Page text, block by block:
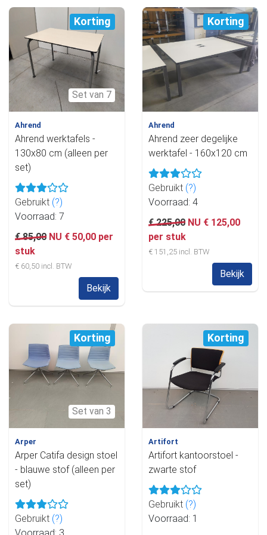
Korting
Set van 7
Ahrend
Ahrend werktafels -
130x80 cm (alleen per
set)
Gebruikt (?)
Voorraad: 7
€ 85,00 NU € 50,00 per
stuk
€ 60,50 incl. BTW
Bekijk
Korting
Ahrend
Ahrend zeer degelijke
werktafel - 160x120 cm
Gebruikt (?)
Voorraad: 4
€ 225,00 NU € 125,00
per stuk
€ 151,25 incl. BTW
Bekijk
Korting
Set van 3
Arper
Arper Catifa design stoel
- blauwe stof (alleen per
set)
Gebruikt (?)
Korting
Artifort
Artifort kantoorstoel -
zwarte stof
Gebruikt (?)
Voorraad: 1